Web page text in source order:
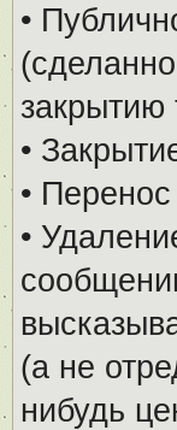
•
закрытию
•
•
•
(а не
нибудь